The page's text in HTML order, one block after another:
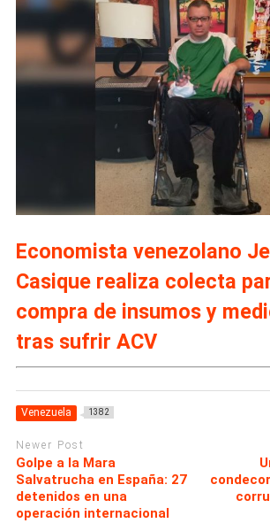
Economista venezolano
Casique realiza colecta
compra de insumos y
tras sufrir ACV
Venezuela 1382
Newer Post
Golpe a la Mara
Salvatrucha en España: 27
detenidos en una
operación internacional